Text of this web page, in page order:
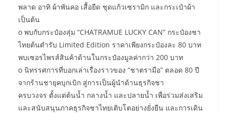
พลาด อาทิ ผ้าพันคอ เสื้อยืด ชุดแก้วเซรามิก และกระเป๋าผ้า
เป็นต้น
o พบกับกระป๋องสุ่ม “CHATRAMUE LUCKY CAN” กระป๋องชา
ไทยต้นตำรับ Limited Edition ราคาเพียงกระป๋องละ 80 บาท
พบเซอรไพรส์สินค้าด้านในกระป๋องมูลค่ากว่า 200 บาท
o นิทรรศการที่บอกเล่าเรื่องราวของ “ชาตรามือ” ตลอด 80 ปี
จากร้านชายุคบุกเบิก สู่การเป็นผู้นำด้านธุรกิจชา
ครบวงจร ตั้งแต่ต้นน้ำ กลางน้ำ และปลายน้ำ เพื่อร่วมส่งเสริม
และสนับสนุนภาคธุรกิจชาไทยเติบโตอย่างยั่งยืน และการเดิน